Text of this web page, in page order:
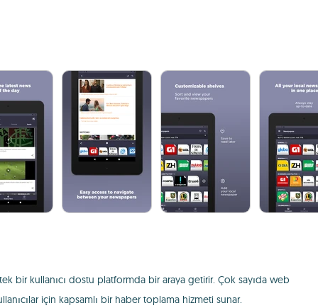
bir kullanıcı dostu platformda bir araya getirir. Çok sayıda web
için kapsamlı bir haber toplama hizmeti sunar.